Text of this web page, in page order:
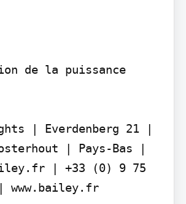
de la puissance
| Everdenberg 21 |
| Pays-Bas |
| +33 (0) 9 75
www.bailey.fr